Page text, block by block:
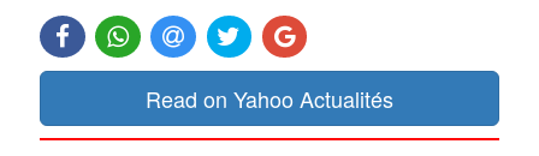
Read on Yahoo Actualités